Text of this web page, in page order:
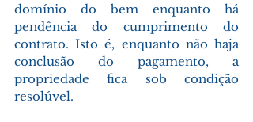
domínio do bem enquanto há
pendência do cumprimento do
contrato. Isto é, enquanto não haja
conclusão do pagamento, a
propriedade fica sob condição
resolúvel.